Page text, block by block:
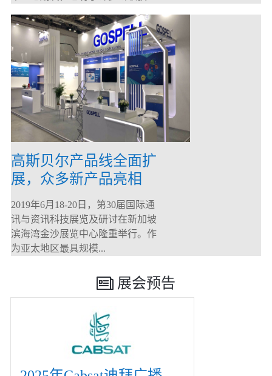
高斯贝尔产品线全面扩
展，众多新产品亮相
CommunicAsia 2019
2019年6月18-20日，第30届国际通
讯与资讯科技展览及研讨在新加坡
滨海湾金沙展览中心隆重举行。作
为亚太地区最具规模...
展会预告